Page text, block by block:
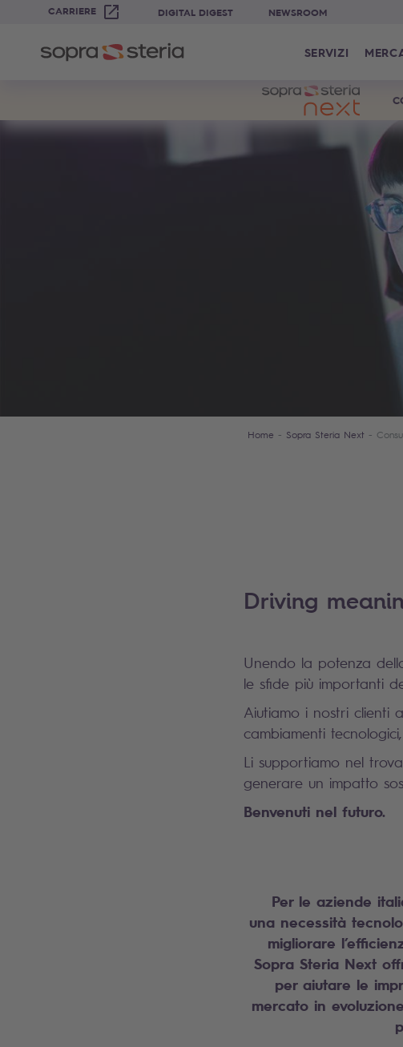
CARRIERE DIGITAL DIGEST NEWSROOM
SERVIZI
Home Sopra Steria Next
Driving
Unendo la potenza
le sfide più importanti
Aiutiamo i nostri clienti
cambiamenti
Li supportiamo nel
generare un impatto
Benvenuti nel futuro.
Per le aziende
una necessità
migliorare
Sopra Steria Next
per aiutare le
mercato in